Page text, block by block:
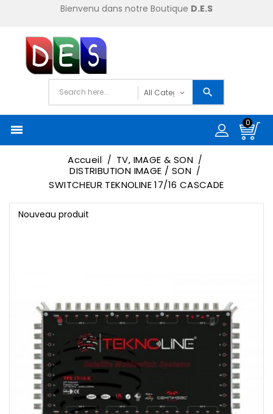
Bienvenu dans notre Boutique D.E.S

0
Accueil
TV, IMAGE & SON
DISTRIBUTION IMAGE / SON
SWITCHEUR TEKNOLINE 17/16 CASCADE
Nouveau produit